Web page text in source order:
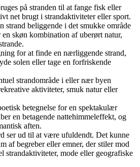
på stranden til at fange fisk eller
net brugt i strandaktiviteter eller sport.
strand beliggende i det smukke område
skøn kombination af uberørt natur,
for at finde en nærliggende strand,
solen eller tage en forfriskende
strandområde i eller nær byen
aktiviteter, smuk natur eller
betegnelse for en spektakulær
en betagende nattehimmeleffekt, og
aften.
ser ud til at være ufuldendt. Det kunne
af begreber eller emner, der stiler mod
strandaktiviteter, mode eller geografiske